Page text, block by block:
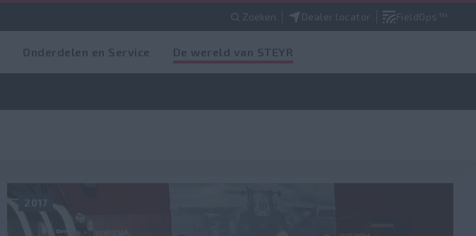
Zoeken Dealer locator FieldOps™
Onderdelen en Service De wereld van STEYR